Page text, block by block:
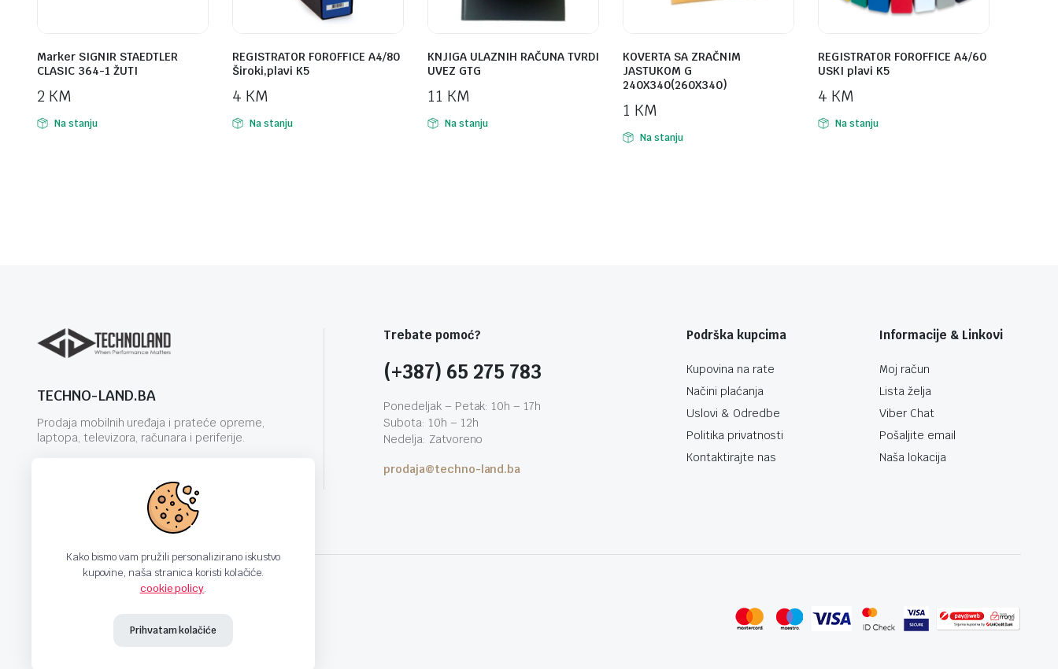
Marker SIGNIR STAEDTLER
CLASIC 364-1 ŽUTI
2 KM
Na stanju
REGISTRATOR FOROFFICE A4/80
Široki,plavi K5
4 KM
Na stanju
KNJIGA ULAZNIH RAČUNA TVRDI
UVEZ GTG
11 KM
Na stanju
KOVERTA SA ZRAČNIM
JASTUKOM G
240X340(260X340)
1 KM
Na stanju
REGISTRATOR FOROFFICE A4/60
USKI plavi K5
4 KM
Na stanju
TECHNO-LAND.BA
Prodaja mobilnih uređaja i prateće opreme,
laptopa, televizora, računara i periferije.
Trebate pomoć?
(+387) 65 275 783
Ponedeljak – Petak: 10h – 17h
Subota: 10h – 12h
Nedelja: Zatvoreno
prodaja@techno-land.ba
Podrška kupcima
Kupovina na rate
Načini plaćanja
Uslovi & Odredbe
Politika privatnosti
Kontaktirajte nas
Informacije & Linkovi
Moj račun
Lista želja
Viber Chat
Pošaljite email
Naša lokacija
Kako bismo vam pružili personalizirano iskustvo
kupovine, naša stranica koristi kolačiće.
cookie policy.
Prihvatam kolačiće